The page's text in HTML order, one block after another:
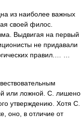
из наиболее важных
своей филос.
Выдвигая на первый
не придавали
правил.… …
или ложной. С. лишено
утверждению. Хотя С.
оно, в отличие от